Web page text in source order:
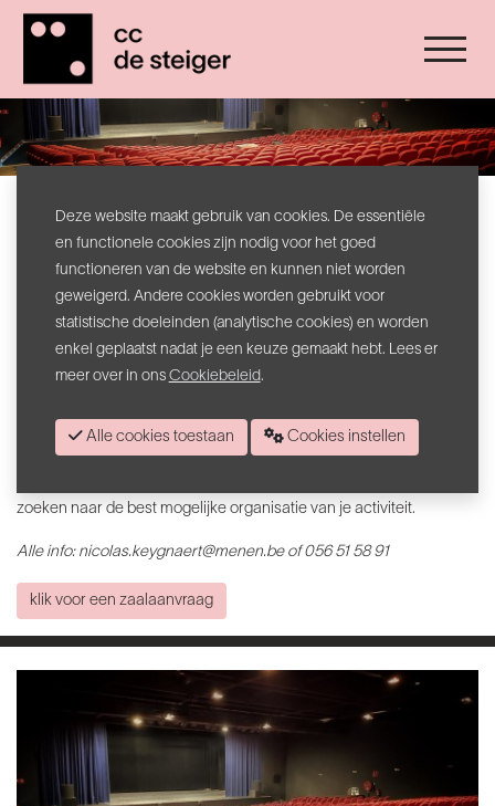
Ben je op zoek naar een locatie voor een vergadering, concert,
lezing, tentoonstelling, … ?
Alle ruimtes (podiumzalen, vergaderlokalen, leskeuken, …) in het
cultuurcentrum kunnen gehuurd worden door verenigingen en
organisaties.
Een uitgebreid fotoalbum over onze lokalen
- Klik hier voor ons gebruiksreglement.
Klik hier voor de huurprijzen.
zoeken naar de best mogelijke organisatie van je activiteit.
Alle info: nicolas.keygnaert@menen.be of 056 51 58 91
klik voor een zaalaanvraag
Deze website maakt gebruik van cookies. De essentiële
en functionele cookies zijn nodig voor het goed
functioneren van de website en kunnen niet worden
geweigerd. Andere cookies worden gebruikt voor
statistische doeleinden (analytische cookies) en worden
enkel geplaatst nadat je een keuze gemaakt hebt. Lees er
meer over in ons Cookiebeleid.
Alle cookies toestaan Cookies instellen